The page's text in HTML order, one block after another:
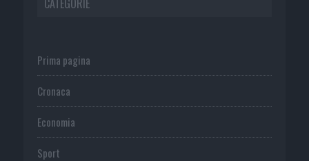
CATEGORIE
Prima pagina
Cronaca
Economia
Sport